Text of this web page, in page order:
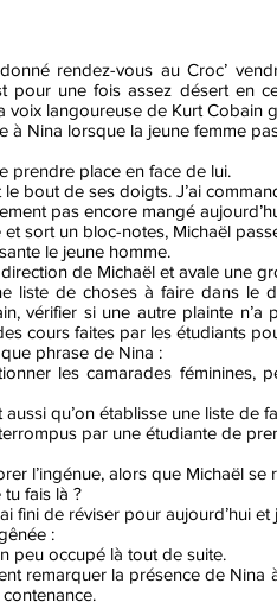
rendez-vous au Croc’
pour une fois assez désert en
langoureuse de Kurt Cobain
à Nina lorsque la jeune femme
prendre place en face de lui.
bout de ses doigts. J’ai
pas encore mangé
et sort un bloc-notes, Michaël
le jeune homme.
de Michaël et avale une
liste de choses à faire dans le
vérifier si une autre plainte
cours faites par les étudiants
phrase de Nina :
les camarades féminines,
qu’on établisse une liste de
par une étudiante de
l’ingénue, alors que Michaël se
tu fais là ?
fini de réviser pour aujourd’hui
:
peu occupé là tout de suite.
remarquer la présence de Nina